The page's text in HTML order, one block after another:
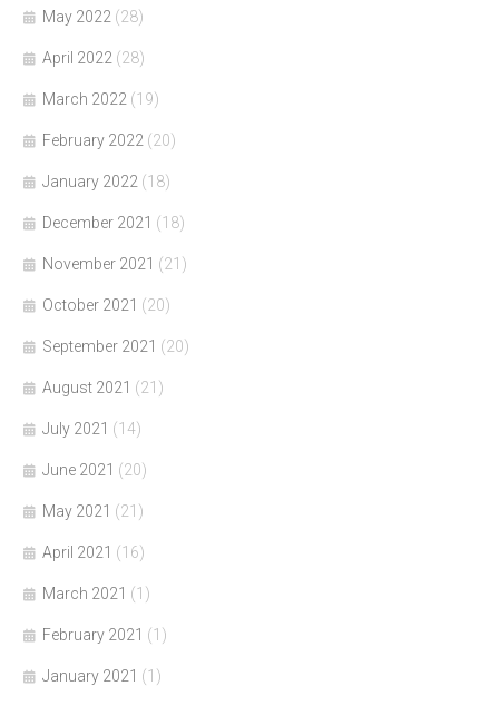
May 2022 (28)
April 2022 (28)
March 2022 (19)
February 2022 (20)
January 2022 (18)
December 2021 (18)
November 2021 (21)
October 2021 (20)
September 2021 (20)
August 2021 (21)
July 2021 (14)
June 2021 (20)
May 2021 (21)
April 2021 (16)
March 2021 (1)
February 2021 (1)
January 2021 (1)